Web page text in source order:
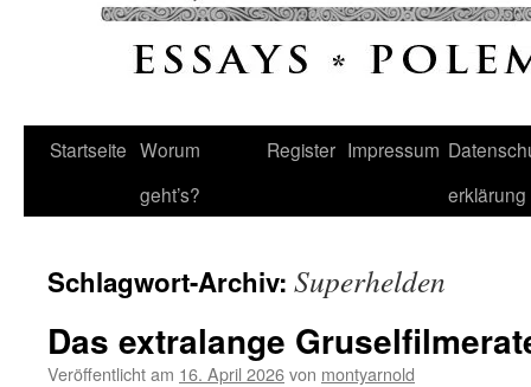
Startseite Worum
geht’s?
Register Impressum
erklärung
Schlagwort-Archiv: Superhelden
Das extralange
Veröffentlicht am 16. April 2026von montyarnold